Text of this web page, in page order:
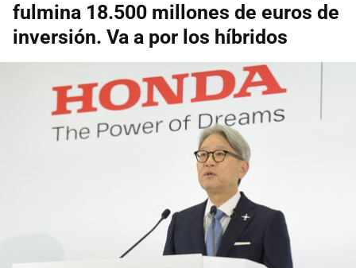
fulmina 18.500 millones de euros de
inversión. Va a por los híbridos